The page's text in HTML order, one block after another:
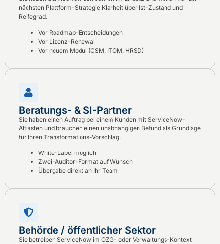
nächsten Plattform-Strategie Klarheit über Ist-Zustand und
Reifegrad.
Vor Roadmap-Entscheidungen
Vor Lizenz-Renewal
Vor neuem Modul (CSM, ITOM, HRSD)
Beratungs- & SI-Partner
Sie haben einen Auftrag bei einem Kunden mit ServiceNow-
Altlasten und brauchen einen unabhängigen Befund als Grundlage
für Ihren Transformations-Vorschlag.
White-Label möglich
Zwei-Auditor-Format auf Wunsch
Übergabe direkt an Ihr Team
Behörde / öffentlicher Sektor
Sie betreiben ServiceNow im OZG- oder Verwaltungs-Kontext